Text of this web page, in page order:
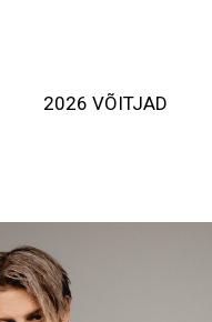
2026 VÕITJAD